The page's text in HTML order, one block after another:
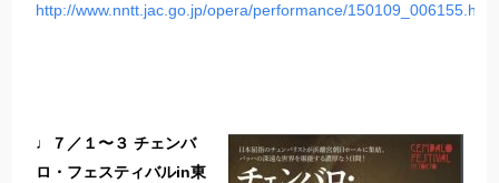
http://www.nntt.jac.go.jp/opera/performance/150109_006155.html
♩７／１〜３ チェンバ
ロ・フェスティバルin東